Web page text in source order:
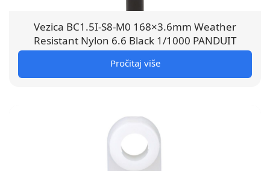
Vezica BC1.5I-S8-M0 168×3.6mm Weather
Resistant Nylon 6.6 Black 1/1000 PANDUIT
Pročitaj više